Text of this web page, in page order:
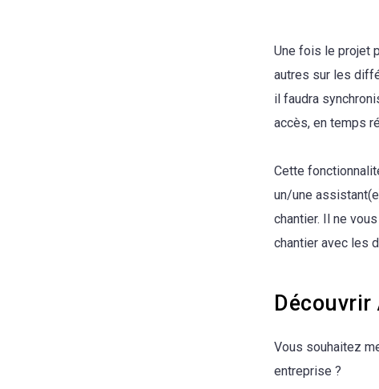
Une fois le projet
autres sur les
il faudra
accès, en temps
Cette
un/une
chantier. Il ne
chantier avec les
Vous souhaitez
entreprise ?